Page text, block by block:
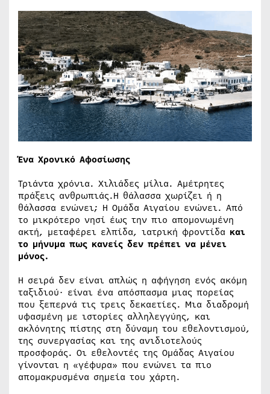
Ένα Χρονικό Αφοσίωσης
Τριάντα χρόνια. Χιλιάδες μίλια. Αμέτρητες
πράξεις ανθρωπιάς.Η θάλασσα χωρίζει ή η
θάλασσα ενώνει; Η Ομάδα Αιγαίου ενώνει. Από
το μικρότερο νησί έως την πιο απομονωμένη
ακτή, μεταφέρει ελπίδα, ιατρική φροντίδα και
το μήνυμα πως κανείς δεν πρέπει να μένει
μόνος.
Η σειρά δεν είναι απλώς η αφήγηση ενός ακόμη
ταξιδιού· είναι ένα απόσπασμα μιας πορείας
που ξεπερνά τις τρεις δεκαετίες. Μια διαδρομή
υφασμένη με ιστορίες αλληλεγγύης, και
ακλόνητης πίστης στη δύναμη του εθελοντισμού,
της συνεργασίας και της ανιδιοτελούς
προσφοράς. Οι εθελοντές της Ομάδας Αιγαίου
γίνονται η «γέφυρα» που ενώνει τα πιο
απομακρυσμένα σημεία του χάρτη.